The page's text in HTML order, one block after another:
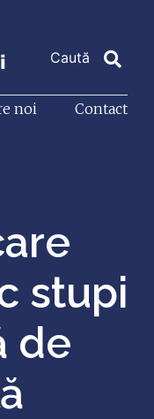
noi Contact
stupi
de